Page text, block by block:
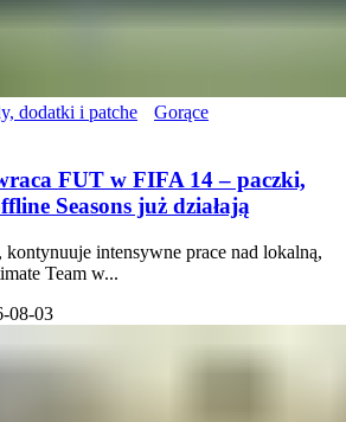
dodatki i patche
Gorące
FUT w FIFA 14 – paczki,
Seasons już działają
intensywne prace nad lokalną,
Team w...
08-03